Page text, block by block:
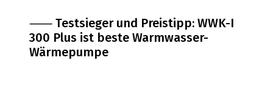
⸺ Testsieger und Preistipp: WWK-I
300 Plus ist beste Warmwasser-
Wärmepumpe